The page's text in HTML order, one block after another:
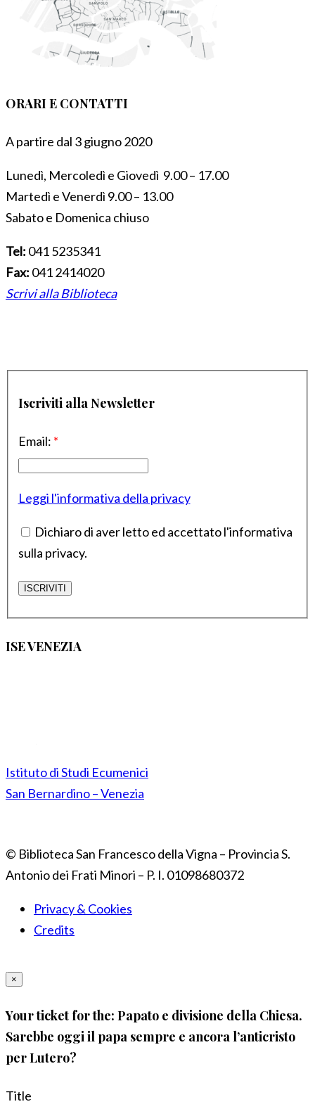
ORARI E CONTATTI
A partire dal 3 giugno 2020
Lunedì, Mercoledì e Giovedì 9.00 – 17.00
Martedì e Venerdì 9.00 – 13.00
Sabato e Domenica chiuso
Tel: 041 5235341
Fax: 041 2414020
Scrivi alla Biblioteca
Iscriviti alla Newsletter
Email: *
Leggi l'informativa della privacy
Dichiaro di aver letto ed accettato l'informativa
sulla privacy.
ISE VENEZIA
Istituto di Studi Ecumenici
San Bernardino – Venezia
© Biblioteca San Francesco della Vigna – Provincia S.
Antonio dei Frati Minori – P. I. 01098680372
Privacy & Cookies
Credits
×
Your ticket for the: Papato e divisione della Chiesa.
Sarebbe oggi il papa sempre e ancora l’anticristo
per Lutero?
Title